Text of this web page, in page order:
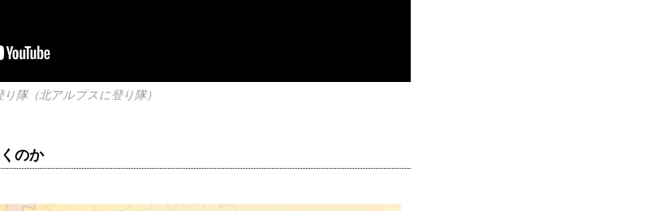
隊（北アルプスに登り隊）
のか